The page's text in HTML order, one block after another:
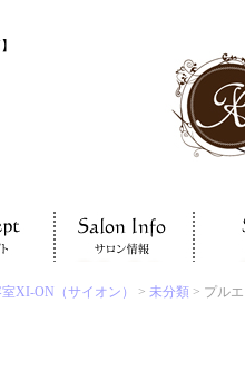
XI-ON（サイオン） > 未分類 > プル